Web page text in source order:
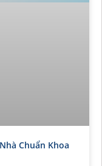
Chuẩn Khoa